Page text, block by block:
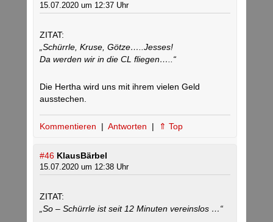
15.07.2020 um 12:37 Uhr
ZITAT:
„Schürrle, Kruse, Götze…..Jesses!
Da werden wir in die CL fliegen…..“
Die Hertha wird uns mit ihrem vielen Geld
ausstechen.
Kommentieren | Antworten | ⇑ Top
#46 KlausBärbel
15.07.2020 um 12:38 Uhr
ZITAT:
„So – Schürrle ist seit 12 Minuten vereinslos …“